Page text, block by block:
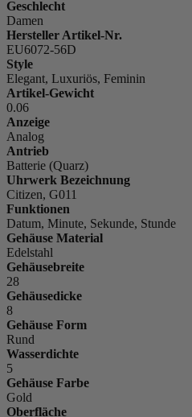
Geschlecht
Damen
Hersteller Artikel-Nr.
EU6072-56D
Style
Elegant, Luxuriös, Feminin
Artikel-Gewicht
0.06
Anzeige
Analog
Antrieb
Batterie (Quarz)
Uhrwerk Bezeichnung
Citizen, G011
Funktionen
Datum, Minute, Sekunde, Stunde
Gehäuse Material
Edelstahl
Gehäusebreite
28
Gehäusedicke
8
Gehäuse Form
Rund
Wasserdichte
5
Gehäuse Farbe
Gold
Oberfläche